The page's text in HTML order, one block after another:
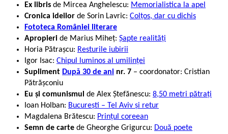
Ex libris de Mircea Anghelescu: Memorialistica la apel
Cronica ideilor de Sorin Lavric: Colţos, dar cu dichis
Fototeca României literare
Apropieri de Marius Miheț: Șapte realități
Horia Pătrașcu: Resturile iubirii
Igor Isac: Chipul luminos al umilinței
Supliment După 30 de ani nr. 7 – coordonator: Cristian
Pătrășconiu
Eu și comunismul de Alex Ștefănescu: 8,50 metri pătrați
Ioan Holban: Bucureşti – Tel Aviv și retur
Magdalena Brătescu: Prințul coreean
Semn de carte de Gheorghe Grigurcu: Două poete